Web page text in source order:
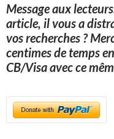
Message aux
article, il vous a
vos recherches ?
centimes de temps
CB/Visa avec ce